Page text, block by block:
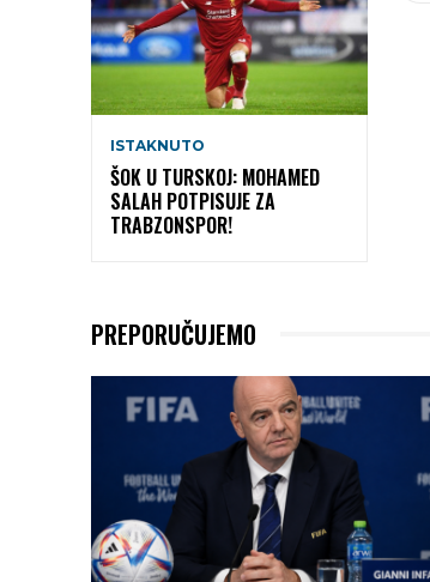
ISTAKNUTO
ŠOK U TURSKOJ: MOHAMED
SALAH POTPISUJE ZA
TRABZONSPOR!
PREPORUČUJEMO